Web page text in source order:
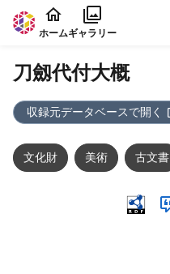
本文に飛ぶ
ホームギャラリー
刀劔代付大概
収録元データベースで開く
文化財 美術 古文書